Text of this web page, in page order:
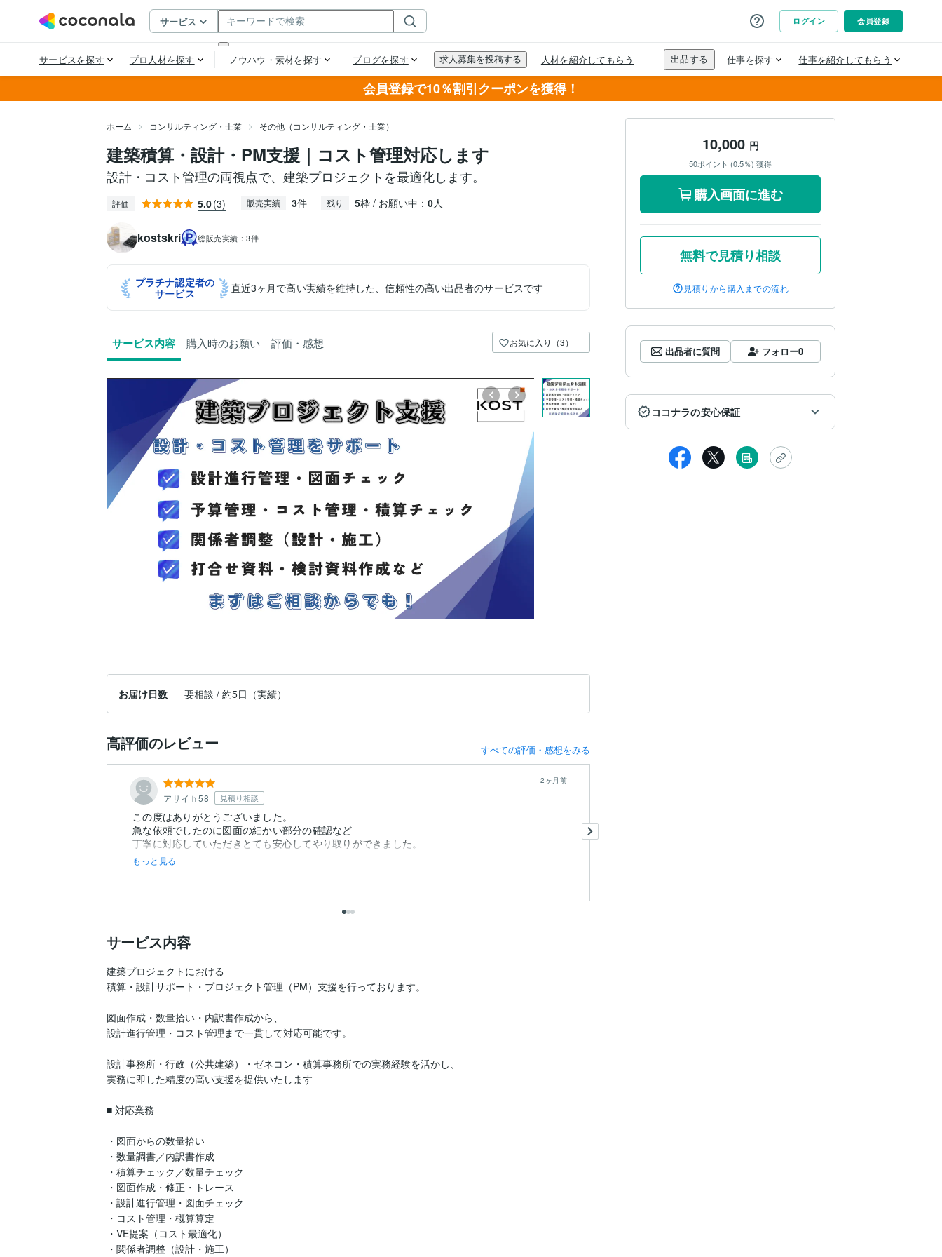
会員登録で10％割引クーポンを獲得！
ホーム コンサルティング・士業 その他（コンサルティング・士業）
建築積算・設計・PM支援｜コスト管理対応します
設計・コスト管理の両視点で、建築プロジェクトを最適化します。
評価 5.0(3) 販売実績 3件 残り 5枠 / お願い中： 0人
kostskri 総販売実績：3件
プラチナ認定者の
サービス
直近3ヶ月で高い実績を維持した、信頼性の高い出品者のサービスです
サービス内容 購入時のお願い 評価・感想 お気に入り（3）
お届け日数 要相談 / 約5日（実績）
高評価のレビュー すべての評価・感想をみる
アサイｈ58 見積り相談
2ヶ月前
この度はありがとうございました。
急な依頼でしたのに図面の細かい部分の確認など
丁寧に対応していただきとても安心してやり取りができました。
もっと見る
サービス内容
建築プロジェクトにおける
積算・設計サポート・プロジェクト管理（PM）支援を行っております。
図面作成・数量拾い・内訳書作成から、
設計進行管理・コスト管理まで一貫して対応可能です。
設計事務所・行政（公共建築）・ゼネコン・積算事務所での実務経験を活かし、
実務に即した精度の高い支援を提供いたします
■ 対応業務
・図面からの数量拾い
・数量調書／内訳書作成
・積算チェック／数量チェック
・図面作成・修正・トレース
・設計進行管理・図面チェック
・コスト管理・概算算定
・VE提案（コスト最適化）
・関係者調整（設計・施工）
10,000 円
50ポイント (0.5％) 獲得
購入画面に進む
無料で見積り相談
見積りから購入までの流れ
出品者に質問 フォロー0
ココナラの安心保証